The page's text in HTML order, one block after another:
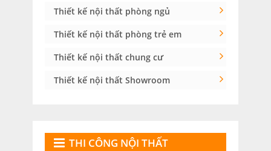
Thiết kế nội thất phòng ngủ
Thiết kế nội thất phòng trẻ em
Thiết kế nội thất chung cư
Thiết kế nội thất Showroom
THI CÔNG NỘI THẤT